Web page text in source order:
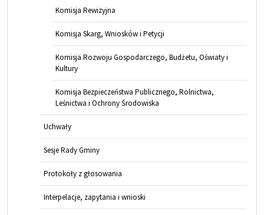
Komisja Rewizyjna
Komisja Skarg, Wniosków i Petycji
Komisja Rozwoju Gospodarczego, Budżetu, Oświaty i
Kultury
Komisja Bezpieczeństwa Publicznego, Rolnictwa,
Leśnictwa i Ochrony Środowiska
Uchwały
Sesje Rady Gminy
Protokoły z głosowania
Interpelacje, zapytania i wnioski